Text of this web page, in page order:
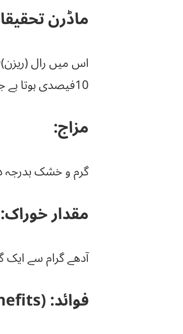
ماڈرن
10فیصدی ہوتا ہے جو ایتھرمیں حل ہو جاتاہے۔ اس کے علاوہ دو گلوکوسائیڈ ہوتے ہیں.
مزاج:
گرم و خشک بدرجہ
مقدار خوراک:
آدھے گرام سے ایک
فوائد: (mirabilis jalapa benefits)